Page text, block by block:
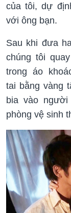
của tôi, dự
với ông bạn.
Sau khi đưa
chúng tôi
trong áo
tai bằng vàng
bia vào
phòng vệ sinh